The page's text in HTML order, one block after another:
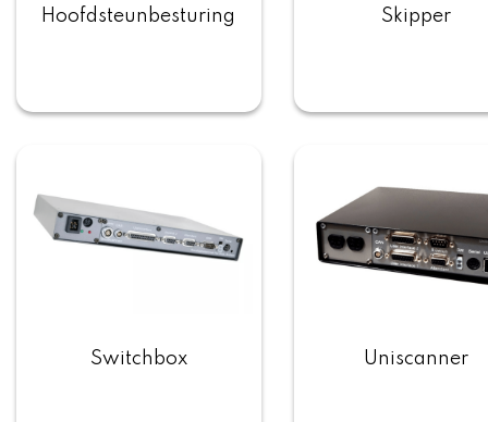
Hoofdsteunbesturing Skipper
Switchbox Uniscanner